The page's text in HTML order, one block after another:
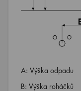
A: Výška odpadu
B: Výška roháčků